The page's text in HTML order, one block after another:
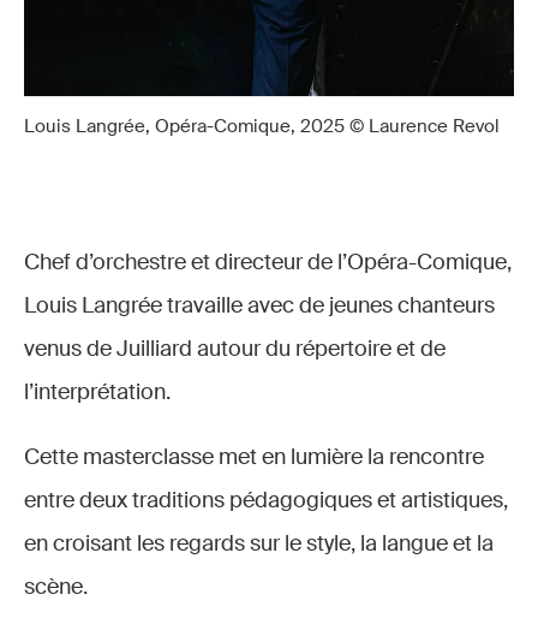
Louis Langrée, Opéra-Comique, 2025 © Laurence Revol
Chef d’orchestre et directeur de l’Opéra-Comique,
Louis Langrée travaille avec de jeunes chanteurs
venus de Juilliard autour du répertoire et de
l’interprétation.
Cette masterclasse met en lumière la rencontre
entre deux traditions pédagogiques et artistiques,
en croisant les regards sur le style, la langue et la
scène.